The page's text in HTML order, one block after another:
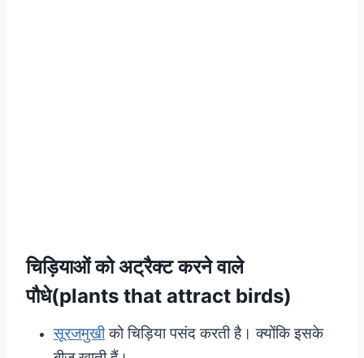
चिड़ियाओं को अट्रैक्ट करने वाले
पौधे(plants that attract birds)
सूरजमुखीको चिड़िया पसंद करती है। क्योंकि इसके